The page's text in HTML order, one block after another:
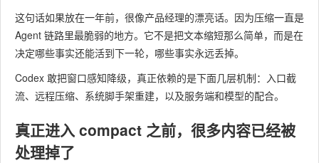
这句话如果放在一年前，很像产品经理的漂亮话。因为压缩一直是
Agent 链路里最脆弱的地方。它不是把文本缩短那么简单，而是在
决定哪些事实还能活到下一轮，哪些事实永远丢掉。
Codex 敢把窗口感知降级，真正依赖的是下面几层机制：入口截
流、远程压缩、系统脚手架重建，以及服务端和模型的配合。
真正进入 compact 之前，很多内容已经被
处理掉了